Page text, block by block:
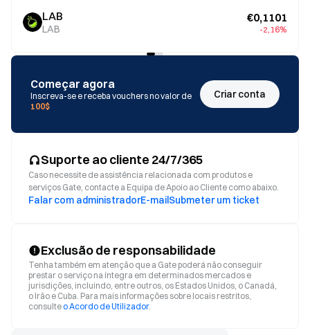
LAB
LAB
€0,1101
-2,16%
Começar agora
Inscreva-se e receba vouchers no valor de
100$
Criar conta
Suporte ao cliente 24/7/365
Caso necessite de assistência relacionada com produtos e
serviços Gate, contacte a Equipa de Apoio ao Cliente como abaixo.
Falar com administradorE-mailSubmeter um ticket
Exclusão de responsabilidade
Tenha também em atenção que a Gate poderá não conseguir
prestar o serviço na íntegra em determinados mercados e
jurisdições, incluindo, entre outros, os Estados Unidos, o Canadá,
o Irão e Cuba. Para mais informações sobre locais restritos,
consulte o Acordo de Utilizador.